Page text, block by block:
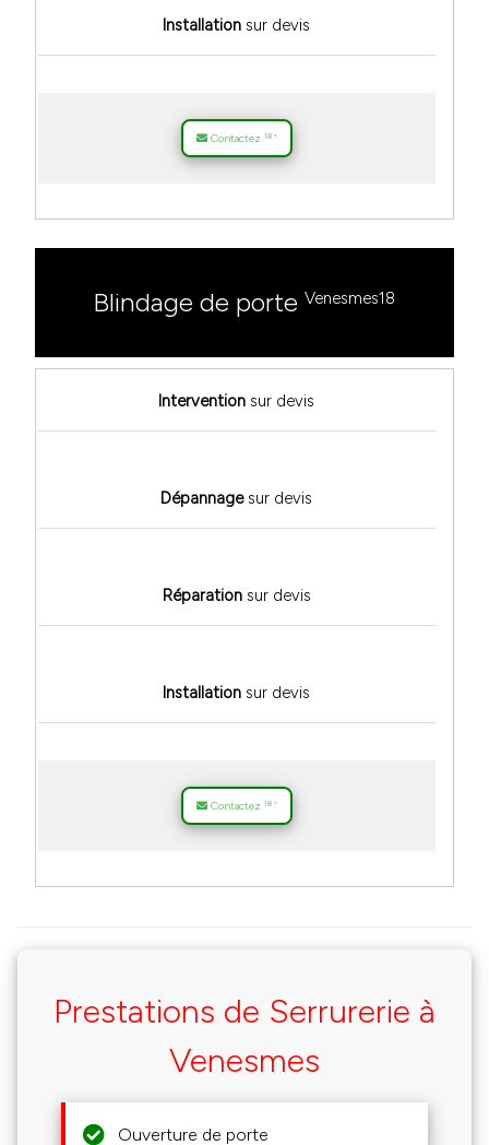
Installation sur devis
Contactez 18 *
Blindage de porteVenesmes18
Intervention sur devis
Dépannagesur devis
Réparationsur devis
Installation sur devis
Contactez 18 *
Prestations de Serrurerie à
Venesmes
Ouverture de porte